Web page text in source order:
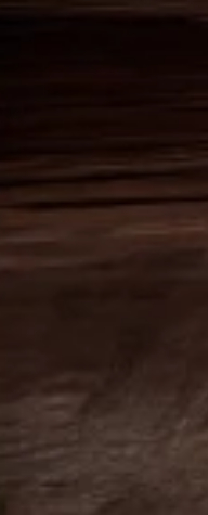
opstå
bebyggelse i
boligområder
Her
og
i Middelfart
Udfyld blot
med en lokal
boligtyper i
et